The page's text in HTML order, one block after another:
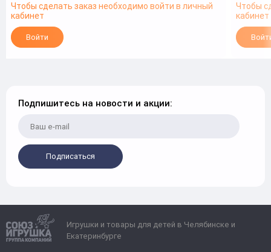
Чтобы сделать заказ необходимо войти в личный
кабинет
Войти
Чтобы
кабинет
Подпишитесь на новости и акции:
Подписаться
Игрушки и товары для детей в Челябинске и
Екатеринбурге